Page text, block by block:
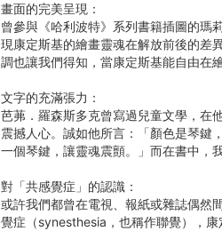
畫面的完美呈現：
曾參與《哈利波特》系列書籍插圖的瑪
現康定斯基的繪畫靈魂在解放前後的差
調也讓我們得知，當康定斯基能自由在
文字的充滿張力：
芭茀．羅森斯多克曾寫過兒童文學，在
震撼人心。誠如他所言：「顏色是琴鍵
一個琴鍵，讓靈魂震顫。」而在書中，
對「共感覺症」的認識：
或許我們都曾在電視、報紙或雜誌偶然
覺症（synesthesia，也稱作聯覺），